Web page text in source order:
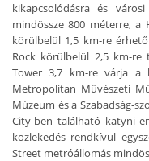
kikapcsolódásra és
mindössze 800 méterre, a
körülbelül 1,5 km-re
Rock körülbelül 2,5 km-re
Tower 3,7 km-re várja a
Metropolitan Művészeti
Múzeum és a Szabadság-
City-ben található katyni
közlekedés rendkívül
Street metróállomás